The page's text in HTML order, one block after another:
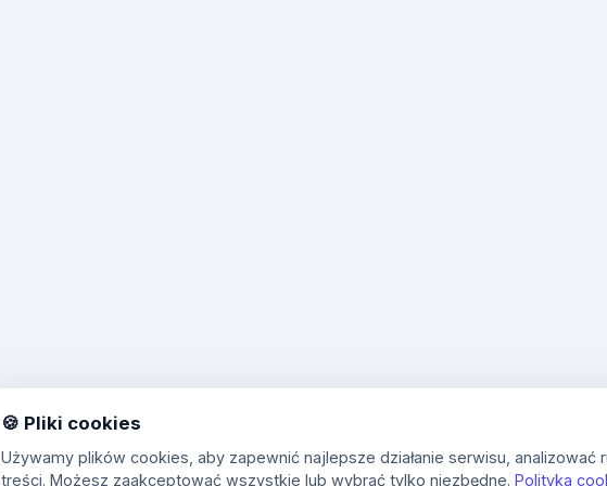
🍪 Pliki cookies
Używamy plików cookies, aby zapewnić najlepsze działanie serwisu, analizować
treści. Możesz zaakceptować wszystkie lub wybrać tylko niezbędne. Polityka